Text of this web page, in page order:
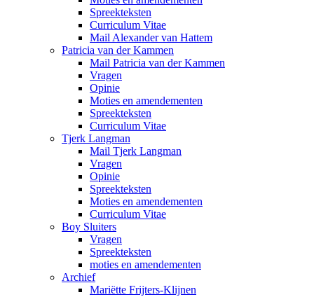
Spreekteksten
Curriculum Vitae
Mail Alexander van Hattem
Patricia van der Kammen
Mail Patricia van der Kammen
Vragen
Opinie
Moties en amendementen
Spreekteksten
Curriculum Vitae
Tjerk Langman
Mail Tjerk Langman
Vragen
Opinie
Spreekteksten
Moties en amendementen
Curriculum Vitae
Boy Sluiters
Vragen
Spreekteksten
moties en amendementen
Archief
Mariëtte Frijters-Klijnen